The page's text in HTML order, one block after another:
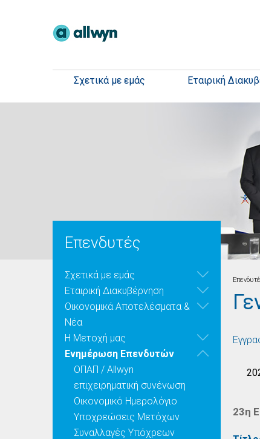
Σχετικά με εμάς Εταιρική
Επενδυτές
Σχετικά με εμάς
Εταιρική Διακυβέρνηση
Οικονομικά Αποτελέσματα &
Νέα
Η Μετοχή μας
Ενημέρωση Επενδυτών
ΟΠΑΠ / Allwyn
επιχειρηματική συνένωση
Οικονομικό Ημερολόγιο
Υποχρεώσεις Μετόχων
Συναλλαγές Υπόχρεων
23η